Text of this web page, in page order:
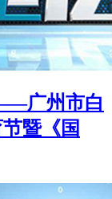
广州市白
暨《国